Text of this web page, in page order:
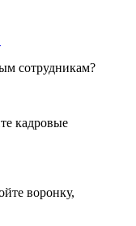
сотрудникам?
кадровые
воронку,